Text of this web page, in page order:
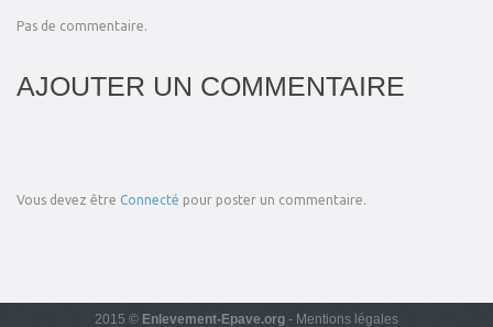
Pas de commentaire.
AJOUTER UN COMMENTAIRE
Vous devez être Connecté pour poster un commentaire.
2015 © Enlevement-Epave.org - Mentions légales